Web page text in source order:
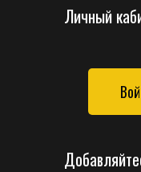
Личный